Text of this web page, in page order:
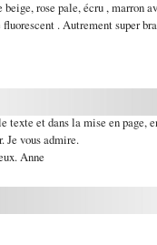
beige, rose pale, écru , marron
. Autrement super
texte et dans la mise en page,
Je vous admire.
Anne